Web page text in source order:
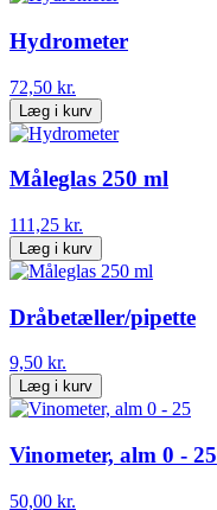
Hydrometer
72,50 kr.
Læg i kurv
Måleglas 250 ml
111,25 kr.
Læg i kurv
Dråbetæller/pipette
9,50 kr.
Læg i kurv
Vinometer, alm 0 - 25
50,00 kr.